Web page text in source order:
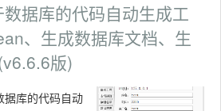
数据库的代码自动生成工
、生成数据库文档、生
版)
据库的代码自动